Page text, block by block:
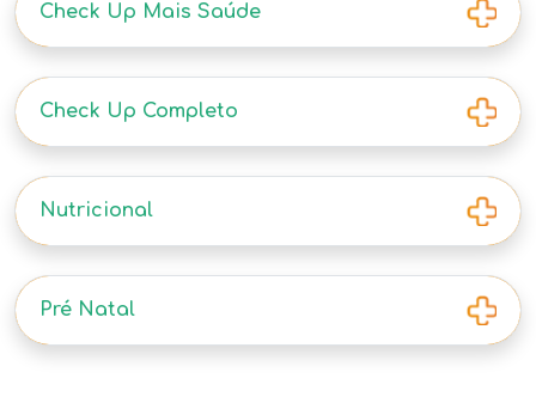
Check Up Mais Saúde
Check Up Completo
Nutricional
Pré Natal